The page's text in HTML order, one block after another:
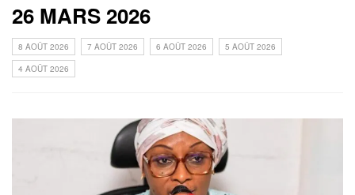
26 MARS 2026
8 AOÛT 2026 7 AOÛT 2026 6 AOÛT 2026
5 AOÛT 2026
4 AOÛT 2026